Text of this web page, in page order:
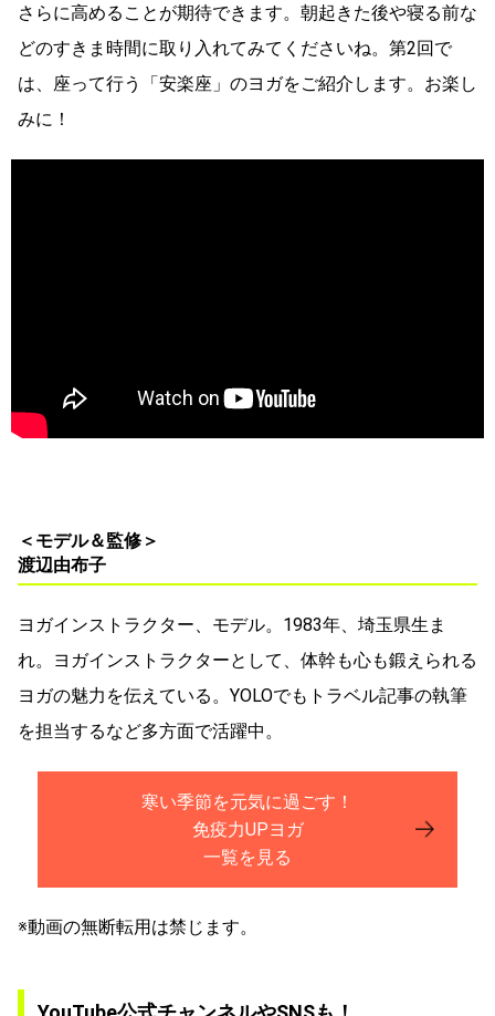
さらに高めることが期待できます。朝起きた後や寝る前な
どのすきま時間に取り入れてみてくださいね。第2回で
は、座って行う「安楽座」のヨガをご紹介します。お楽し
みに！
＜モデル＆監修＞
渡辺由布子
ヨガインストラクター、モデル。1983年、埼玉県生ま
れ。ヨガインストラクターとして、体幹も心も鍛えられる
ヨガの魅力を伝えている。YOLOでもトラベル記事の執筆
を担当するなど多方面で活躍中。
寒い季節を元気に過ごす！
免疫力UPヨガ
一覧を見る
※動画の無断転用は禁じます。